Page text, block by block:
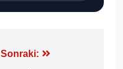
Sonraki: